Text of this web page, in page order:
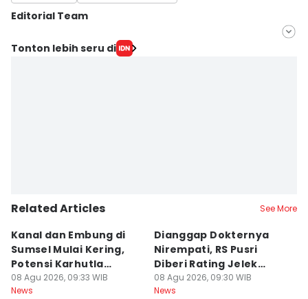
Editorial Team
Editor
Tonton lebih seru di
Related Articles See More
Kanal dan Embung di
Sumsel Mulai Kering,
Potensi Karhutla
Meningkat
08 Agu 2026, 09:33 WIB
News
Dianggap Dokternya
Nirempati, RS Pusri
Diberi Rating Jelek
Warga Net
08 Agu 2026, 09:30 WIB
News